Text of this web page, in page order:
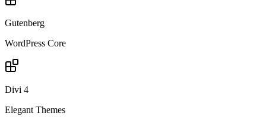
Gutenberg
WordPress Core
Divi 4
Elegant Themes